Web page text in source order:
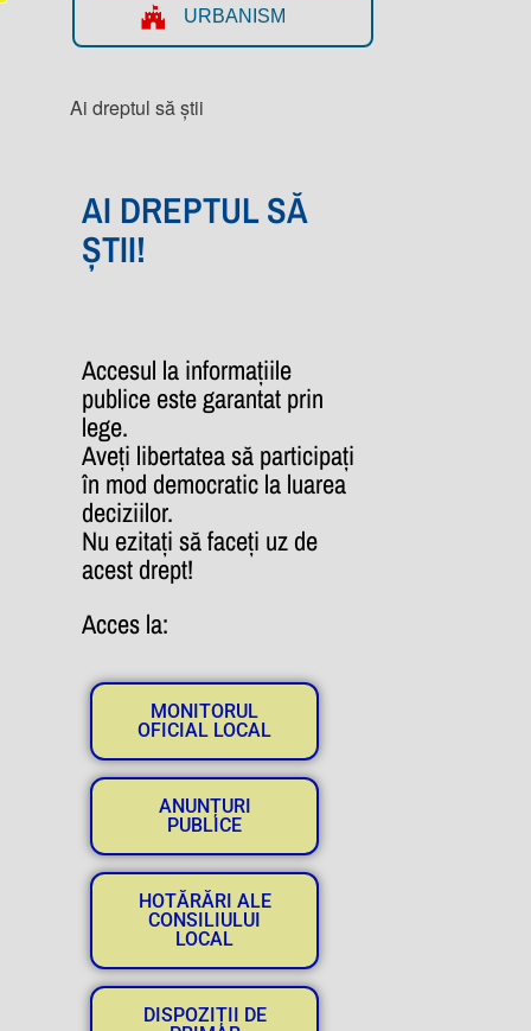
URBANISM
Ai dreptul să știi
AI DREPTUL SĂ
ȘTII!
Accesul la informațiile
publice este garantat prin
lege.
Aveți libertatea să participați
în mod democratic la luarea
deciziilor.
Nu ezitați să faceți uz de
acest drept!
Acces la:
MONITORUL
OFICIAL LOCAL
ANUNȚURI
PUBLICE
HOTĂRĂRI ALE
CONSILIULUI
LOCAL
DISPOZIȚII DE